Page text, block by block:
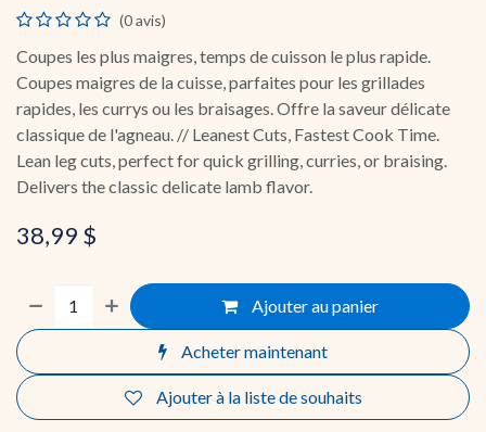
(0 avis)
Coupes les plus maigres, temps de cuisson le plus rapide.
Coupes maigres de la cuisse, parfaites pour les grillades
rapides, les currys ou les braisages. Offre la saveur délicate
classique de l'agneau. // Leanest Cuts, Fastest Cook Time.
Lean leg cuts, perfect for quick grilling, curries, or braising.
Delivers the classic delicate lamb flavor.
38,99 $
Ajouter au panier
Acheter maintenant
Ajouter à la liste de souhaits